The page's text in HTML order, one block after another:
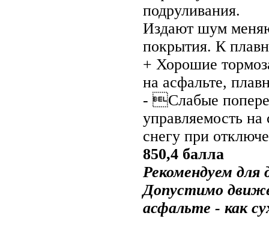
подруливания.
Издают шум
покрытия. К
+ Хорошие
на асфальте,
- Слабые
управляемость
снегу при
850,4 балла
Рекомендуем для
Допустимо
асфальте - как